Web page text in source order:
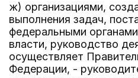
ж) организациями,
выполнения задач,
федеральными
власти, руководство
осуществляет
Федерации, -